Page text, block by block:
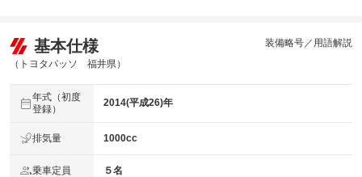
保証修理
受付先
-
法定整備
※車検なし・車検整備付の場合は法定24ヶ月点検整備付
法定整備
基本仕様
（トヨタパッソ 福井県）
装備略号／用語解説
年式（初度
登録）
2014(平成26)年
排気量 1000cc
乗車定員 ５名